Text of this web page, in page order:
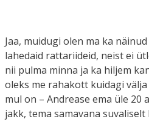
Jaa, muidugi olen ma ka
lahedaid rattariideid, neist ei
nii pulma minna ja ka hiljem
oleks me rahakott kuidagi välja
mul on – Andrease ema üle 20
jakk, tema samavana